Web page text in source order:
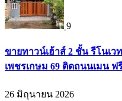
9
ขายทาวน์เฮ้าส์ 2 ชั้น รีโนเ
เพชรเกษม 69 ติดถนนเมน ฟ
26 มิถุนายน 2026